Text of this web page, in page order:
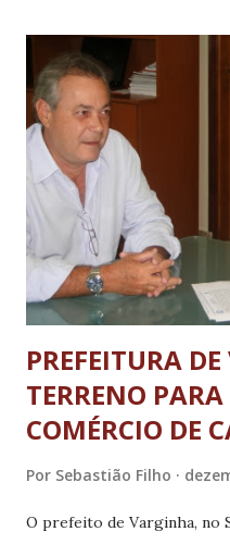
Jardim Esplanada e
Acompanhado de membros
Recursos e Gestão de
Marcão Oliveira (PT)
formatada e empenhada
Monsenhor Paulo. A
asfaltamento mostra que
projetos que atendem a
estru tura e boas condiçõe...
PREFEITURA
TERRENO
COMÉRCIO DE
Por Sebastião Filho
O prefeito de Varginha, no